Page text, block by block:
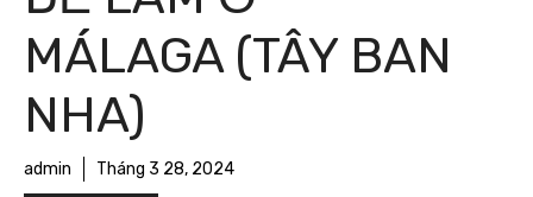
MÁLAGA (TÂY BAN
NHA)
admin Tháng 3 28, 2024